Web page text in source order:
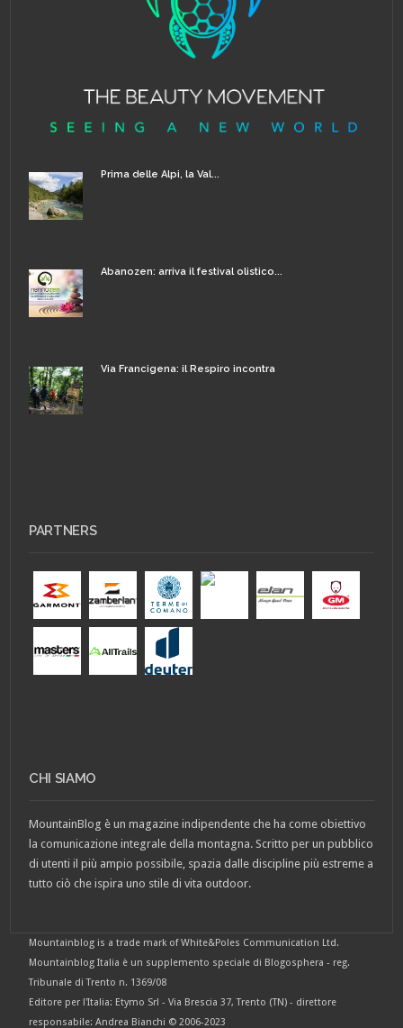
Prima delle Alpi, la Val...
Abanozen: arriva il festival olistico...
Via Francigena: il Respiro incontra
PARTNERS
CHI SIAMO
MountainBlog è un magazine indipendente che ha come obiettivo
la comunicazione integrale della montagna. Scritto per un pubblico
di utenti il più ampio possibile, spazia dalle discipline più estreme a
tutto ciò che ispira uno stile di vita outdoor.
Mountainblog is a trade mark of White&Poles Communication Ltd.
Mountainblog Italia è un supplemento speciale di Blogosphera - reg.
Tribunale di Trento n. 1369/08
Editore per l'Italia: Etymo Srl - Via Brescia 37, Trento (TN) - direttore
responsabile: Andrea Bianchi © 2006-2023